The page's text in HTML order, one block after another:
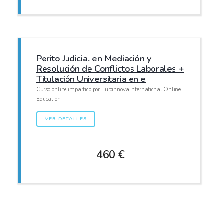
Perito Judicial en Mediación y
Resolución de Conflictos Laborales +
Titulación Universitaria en e
Curso online impartido por Euroinnova International Online
Education
VER DETALLES
460 €